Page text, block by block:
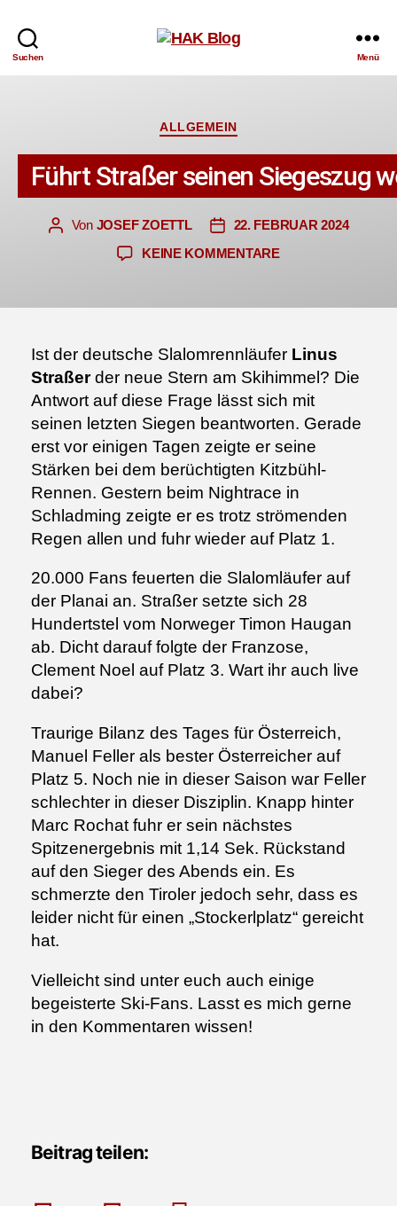
Suchen
Blog
Menü
Kategorien
ALLGEMEIN
Führt Straßer seinen Siegeszug
Beitragsautor
Von JOSEF ZOETTL Veröffentlichungsdatum
22. FEBRUAR 2024
KEINE KOMMENTAREZU
EINEN S
EITER?
Ist der deutsche Slalomrennläufer Linus
Straßerder neue Stern am Skihimmel? Die
Antwort auf diese Frage lässt sich mit
seinen letzten Siegen beantworten. Gerade
erst vor einigen Tagen zeigte er seine
Stärken bei dem berüchtigten Kitzbühl-
Rennen. Gestern beim Nightrace in
Schladming zeigte er es trotz strömenden
Regen allen und fuhr wieder auf Platz 1.
20.000 Fans feuerten die Slalomläufer auf
der Planai an. Straßer setzte sich 28
Hundertstel vom Norweger Timon Haugan
ab. Dicht darauf folgte der Franzose,
Clement Noel auf Platz 3. Wart ihr auch live
dabei?
Traurige Bilanz des Tages für Österreich,
Manuel Feller als bester Österreicher auf
Platz 5. Noch nie in dieser Saison war Feller
schlechter in dieser Disziplin. Knapp hinter
Marc Rochat fuhr er sein nächstes
Spitzenergebnis mit 1,14 Sek. Rückstand
auf den Sieger des Abends ein. Es
schmerzte den Tiroler jedoch sehr, dass es
leider nicht für einen „Stockerlplatz“ gereicht
hat.
Vielleicht sind unter euch auch einige
begeisterte Ski-Fans. Lasst es mich gerne
in den Kommentaren wissen!
Beitrag teilen: